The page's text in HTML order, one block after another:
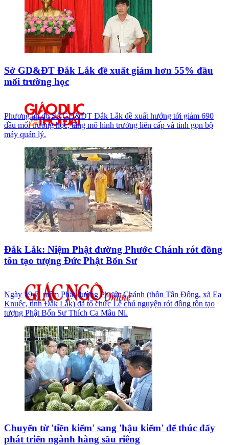
Sở GD&ĐT Đắk Lắk đề xuất giảm hơn 55% đầu
mối trường học
Phương án do Sở GD&ĐT Đắk Lắk đề xuất hướng tới giảm 690
đầu mối trường học, tăng mô hình trường liên cấp và tinh gọn bộ
máy quản lý.
Đắk Lắk: Niệm Phật đường Phước Chánh rót đồng
tôn tạo tượng Đức Phật Bổn Sư
Ngày 19-7, niệm Phật đường Phước Chánh (thôn Tân Đông, xã Ea
Knuếc, tỉnh Đắk Lắk) đã tổ chức Lễ chú nguyện rót đồng tôn tạo
tượng Phật Bổn Sư Thích Ca Mâu Ni.
Chuyển từ 'tiền kiểm' sang 'hậu kiểm' để thúc đẩy
phát triển ngành hàng sầu riêng